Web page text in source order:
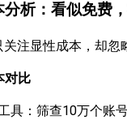
分析：看似免费
注显性成本，却忽
对比
具：筛查10万个账